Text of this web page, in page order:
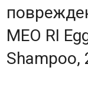
MEO RI
Shampoo,